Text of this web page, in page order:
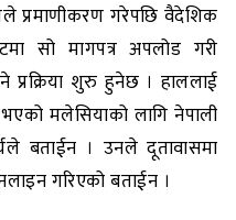
प्रमाणीकरण गरेपछि वैदेशिक
सो मागपत्र अपलोड गरी
प्रक्रिया शुरु हुनेछ । हाललाई
भएको मलेसियाको लागि नेपाली
बताईन । उनले दूतावासमा
गरिएको बताईन ।